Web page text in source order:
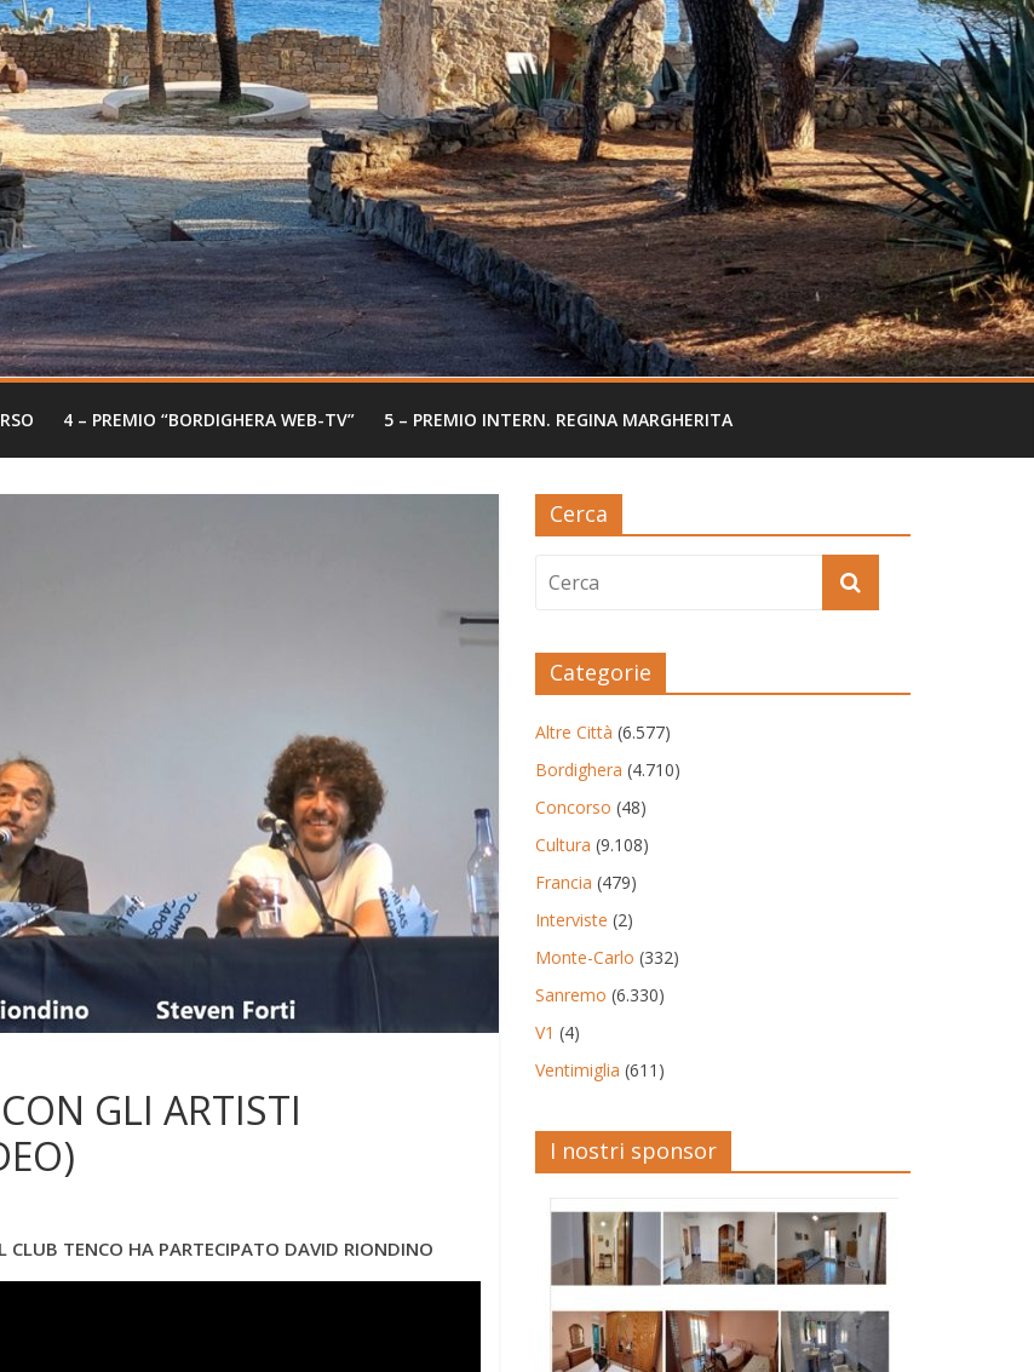
4 – PREMIO “BORDIGHERA WEB-TV” 5 – PREMIO INTERN. REGINA MARGHERITA
GLI ARTISTI
CLUB TENCO HA PARTECIPATO DAVID RIONDINO
Cerca
Categorie
Altre Città (6.577)
Bordighera (4.710)
Concorso (48)
Cultura (9.108)
Francia (479)
Interviste (2)
Monte-Carlo (332)
Sanremo (6.330)
V1 (4)
Ventimiglia (611)
I nostri sponsor